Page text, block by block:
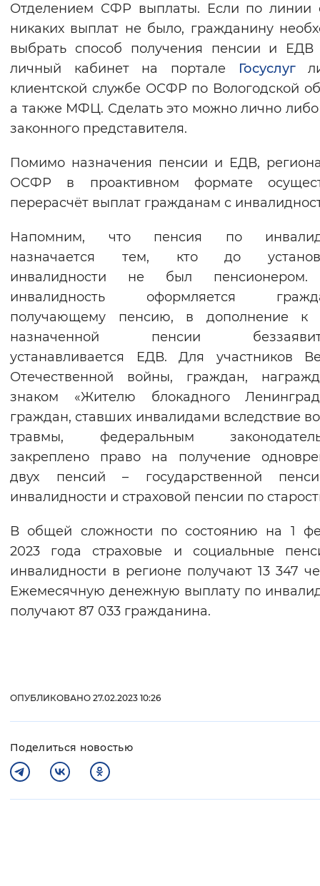
Отделением СФР выплаты. Если по линии
никаких выплат не было, гражданину
выбрать способ получения пенсии и ЕДВ
личный кабинет на портале
Госуслуг
клиентской службе ОСФР по Вологодской
а также МФЦ. Сделать это можно лично либо
законного представителя.
Помимо назначения пенсии и ЕДВ,
ОСФР в проактивном формате
перерасчёт выплат гражданам с
Напомним, что пенсия по
назначается тем, кто до
инвалидности не был пенсионером.
инвалидность оформляется
получающему пенсию, в дополнение к
назначенной пенсии
устанавливается ЕДВ. Для участников
Отечественной войны, граждан,
знаком «Жителю блокадного
граждан, ставших инвалидами вследствие
травмы, федеральным
закреплено право на получение
двух пенсий – государственной
инвалидности и страховой пенсии по
В общей сложности по состоянию на 1
2023 года страховые и социальные
инвалидности в регионе получают 13 347
Ежемесячную денежную выплату по
получают 87 033 гражданина.
ОПУБЛИКОВАНО 27.02.2023 10:26
Поделиться новостью